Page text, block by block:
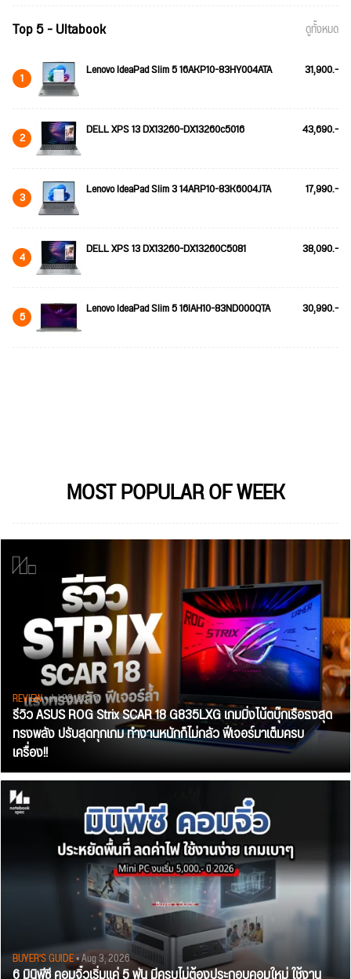
Top 5 - Ultabook ดูทั้งหมด
1 Lenovo IdeaPad Slim 5 16AKP10-83HY004ATA 31,900.-
2 DELL XPS 13 DX13260-DX13260c5016 43,690.-
3 Lenovo IdeaPad Slim 3 14ARP10-83K6004JTA 17,990.-
4 DELL XPS 13 DX13260-DX13260C5081 38,090.-
5 Lenovo IdeaPad Slim 5 16IAH10-83ND000QTA 30,990.-
MOST POPULAR OF WEEK
REVIEW• Jul 28, 2026
รีวิว ASUS ROG Strix SCAR 18 G835LXG เกมมิ่งโน้ตบุ๊กเรือธงสุด
ทรงพลัง ปรับสุดทุกเกม ทำงานหนักก็ไม่กลัว ฟีเจอร์มาเต็มครบ
เครื่อง!!
BUYER'S GUIDE• Aug 3, 2026